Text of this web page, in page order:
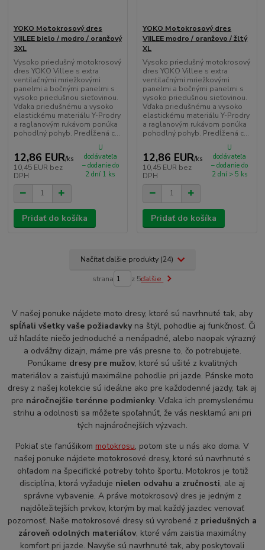
YOKO Motokrosový dres
VIILEE bielo / modro / oranžový
3XL
Vysoko priedušný motokrosový
dres YOKO Villee s extra
ventilačnými mriežkovými
panelmi a bočnými panelmi s
vysoko priedušnou sieťovinou.
Vďaka priedušnému a vysoko
elastickému materiálu Y-Prodry
a raglanovým rukávom ponúka
pohodlný pohyb. Predĺžená c...
12,86 EUR/ks
10,45 EUR bez
DPH
U
dodávateľa
– dodanie do
2 dní 1 ks
Pridať do košíka
YOKO Motokrosový dres
VIILEE modro / oranžovo / žltý
XL
Vysoko priedušný motokrosový
dres YOKO Villee s extra
ventilačnými mriežkovými
panelmi a bočnými panelmi s
vysoko priedušnou sieťovinou.
Vďaka priedušnému a vysoko
elastickému materiálu Y-Prodry
a raglanovým rukávom ponúka
pohodlný pohyb. Predĺžená c...
12,86 EUR/ks
10,45 EUR bez
DPH
U
dodávateľa
– dodanie do
2 dní > 5 ks
Pridať do košíka
Načítať ďalšie produkty (24)
strana z 5ďalšie
V našej ponuke nájdete moto dresy, ktoré sú navrhnuté tak, aby
spĺňali všetky vaše požiadavkyna štýl, pohodlie aj funkčnosť. Či
už hľadáte niečo jednoduché a nenápadné, alebo naopak výrazný
a odvážny dizajn, máme pre vás presne to, čo potrebujete.
Ponúkame dresy pre mužov, ktoré sú ušité z kvalitných
materiálov a zaisťujú maximálne pohodlie pri jazde. Pánske moto
dresy z našej kolekcie sú ideálne ako pre každodenné jazdy, tak aj
pre náročnejšie terénne podmienky. Vďaka ich premyslenému
strihu a odolnosti sa môžete spoľahnúť, že vás nesklamú ani pri
tých najnáročnejších výzvach.
Pokiaľ ste fanúšikom motokrosu, potom ste u nás ako doma. V
našej ponuke nájdete motokrosové dresy, ktoré sú navrhnuté s
ohľadom na špecifické potreby tohto športu. Motokros je totiž
disciplína, ktorá vyžaduje nielen odvahu a zručnosti, ale aj
správne vybavenie. A práve motokrosový dres je jedným z
najdôležitejších prvkov, ktorým by mal každý jazdec venovať
pozornosť. Naše motokrosové dresy sú vyrobené z priedušných a
zároveň odolných materiálov, ktoré vám zaistia maximálny
komfort pri jazde. Navyše sú navrhnuté tak, aby poskytovali